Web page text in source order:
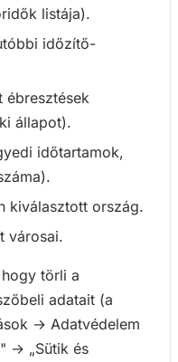
listája).
időzítő-
ébresztések
állapot).
időtartamok,
kiválasztott ország.
városai.
törli a
adatait (a
→ Adatvédelem
→ „Sütik és